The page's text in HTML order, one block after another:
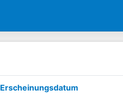
Erscheinungsdatum